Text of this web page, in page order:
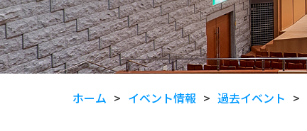
ホーム イベント情報 過去イベント